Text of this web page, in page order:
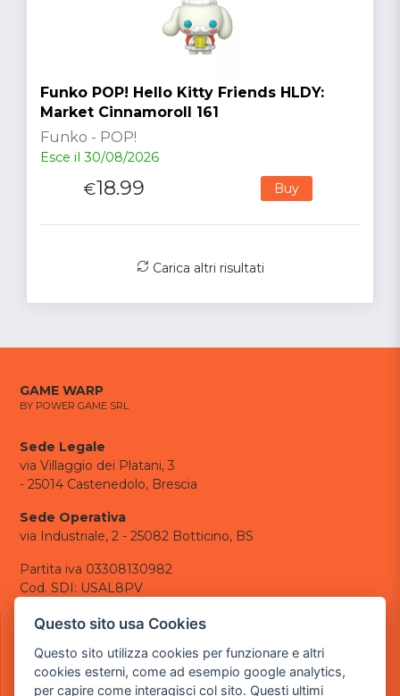
Funko POP! Hello Kitty Friends HLDY:
Market Cinnamoroll 161
Funko - POP!
Esce il 30/08/2026
€18.99 Buy
Carica altri risultati
GAME WARP
BY POWER GAME SRL
Sede Legale
via Villaggio dei Platani, 3
- 25014 Castenedolo, Brescia
Sede Operativa
via Industriale, 2 - 25082 Botticino, BS
Partita iva 03308130982
Cod. SDI: USAL8PV
CONTATTI
tel.: +39 030 376 2377
tel.: +39 030 336 6259
Questo sito usa Cookies
Questo sito utilizza cookies per funzionare e altri
cookies esterni, come ad esempio google analytics,
per capire come interagisci col sito. Questi ultimi